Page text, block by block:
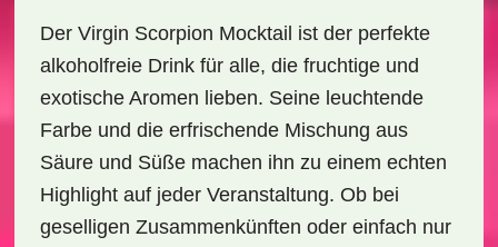
Der Virgin Scorpion Mocktail ist der perfekte
alkoholfreie Drink für alle, die fruchtige und
exotische Aromen lieben. Seine leuchtende
Farbe und die erfrischende Mischung aus
Säure und Süße machen ihn zu einem echten
Highlight auf jeder Veranstaltung. Ob bei
geselligen Zusammenkünften oder einfach nur